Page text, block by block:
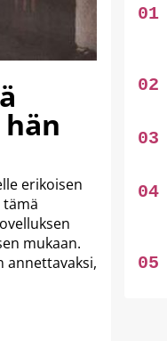
erikoisen
mukaan.
annettavaksi,